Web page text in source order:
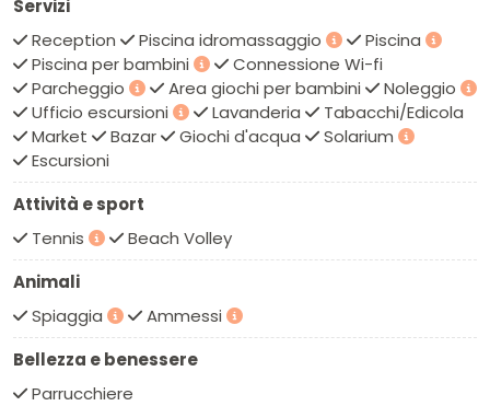
Miniatura
Servizi
Reception
Piscina idromassaggio
Piscina
Piscina per bambini
Connessione Wi-fi
Parcheggio
Area giochi per bambini
Noleggio
Ufficio escursioni
Lavanderia
Tabacchi/Edicola
Market
Bazar Giochi d'acqua
Solarium
Escursioni
Attività e sport
Tennis
Beach Volley
Animali
Spiaggia
Ammessi
Bellezza e benessere
Parrucchiere